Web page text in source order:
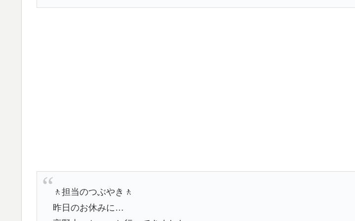
🚶担当のつぶやき🚶
昨日のお休みに…